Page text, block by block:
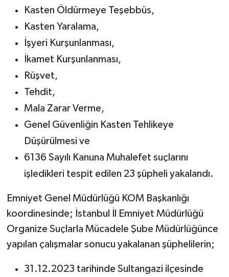
Kasten Öldürmeye Teşebbüs,
Kasten Yaralama,
İşyeri Kurşunlanması,
İkamet Kurşunlanması,
Rüşvet,
Tehdit,
Mala Zarar Verme,
Genel Güvenliğin Kasten Tehlikeye
Düşürülmesi ve
6136 Sayılı Kanuna Muhalefet suçlarını
işledikleri tespit edilen 23 şüpheli yakalandı.
Emniyet Genel Müdürlüğü KOM Başkanlığı
koordinesinde; İstanbul İl Emniyet Müdürlüğü
Organize Suçlarla Mücadele Şube Müdürlüğünce
yapılan çalışmalar sonucu yakalanan şüphelilerin;
31.12.2023 tarihinde Sultangazi ilçesinde